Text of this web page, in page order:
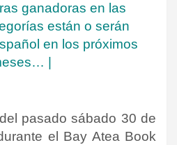
ganadoras en las
están o serán
en los próximos
|
pasado sábado 30 de
el Bay Atea Book